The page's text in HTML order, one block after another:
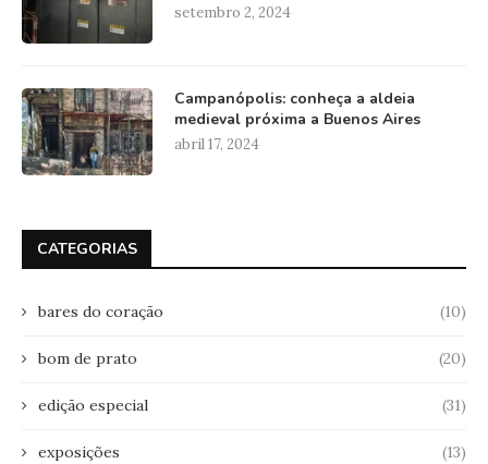
setembro 2, 2024
Campanópolis: conheça a aldeia
medieval próxima a Buenos Aires
abril 17, 2024
CATEGORIAS
bares do coração (10)
bom de prato (20)
edição especial (31)
exposições (13)